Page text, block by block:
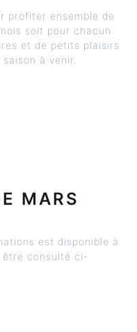
profiter ensemble de
soit pour chacun
et de petits plaisirs
à venir.
MARS
est disponible à
être consulté ci-